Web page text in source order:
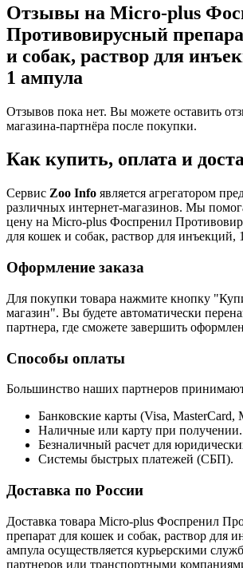
Отзывы на Micro-plus
Противовирусный
и собак, раствор для
1 ампула
Отзывов пока нет. Вы можете оставить
магазина-партнёра после покупки.
Как купить, оплата и
Сервис Zoo Info является агрегатором
различных интернет-магазинов. Мы
цену на Micro-plus Фоспренил
для кошек и собак, раствор для инъекций,
Оформление заказа
Для покупки товара нажмите кнопку
магазин". Вы будете автоматически
партнера, где сможете завершить
Способы оплаты
Большинство наших партнеров
Банковские карты (Visa,
Наличные или карту при получении.
Безналичный расчет для
Системы быстрых платежей (СБП).
Доставка по России
Доставка товара Micro-plus Фоспренил
препарат для кошек и собак, раствор для
ампула осуществляется курьерскими
партнеров или транспортными